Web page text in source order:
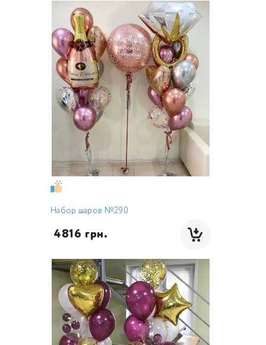
Набор шаров №290
4816 грн.